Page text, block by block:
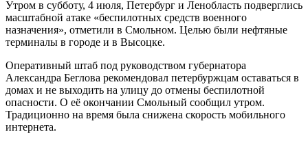
Утром в субботу, 4 июля, Петербург и Ленобласть подверглись
масштабной атаке «беспилотных средств военного
назначения», отметили в Смольном. Целью были нефтяные
терминалы в городе и в Высоцке.
Оперативный штаб под руководством губернатора
Александра Беглова рекомендовал петербуржцам оставаться в
домах и не выходить на улицу до отмены беспилотной
опасности. О её окончании Смольный сообщил утром.
Традиционно на время была снижена скорость мобильного
интернета.